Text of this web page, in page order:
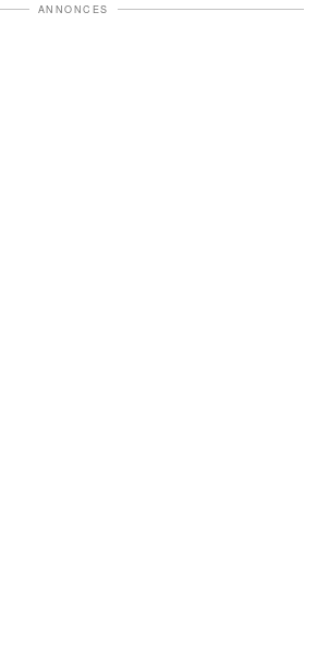
ANNONCES